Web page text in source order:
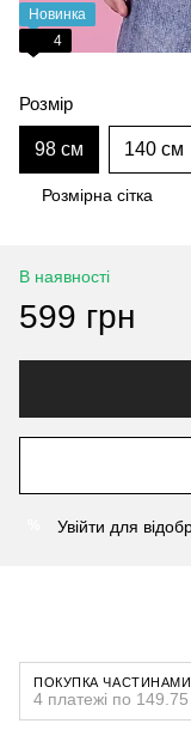
Новинка
4
Розмір
98 см 140 см
Розмірна сітка
В наявності
599 грн
Увійти для
ПОКУПКА ЧАСТИНАМИ
4 платежі по 149.75